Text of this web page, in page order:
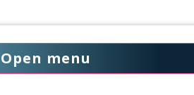
Open menu